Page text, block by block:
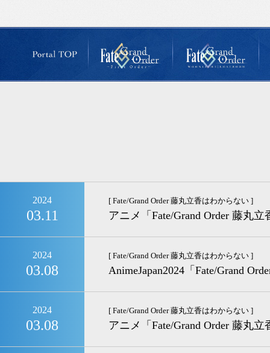
2024
03.11
[ Fate/Grand Order 藤丸立香はわからない ]
アニメ「Fate/Grand Order 藤丸
2024
03.08
[ Fate/Grand Order 藤丸立香はわからない ]
AnimeJapan2024「Fate/Grand
2024
03.08
[ Fate/Grand Order 藤丸立香はわからない ]
アニメ「Fate/Grand Order 藤丸